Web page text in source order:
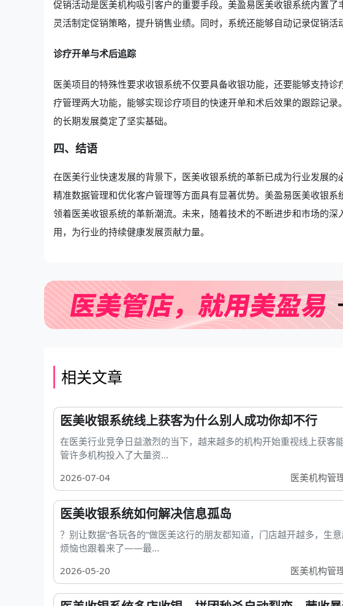
促销活动是医美机构吸引客户的重要手段。美盈易医美收银系统内置
灵活制定促销策略，提升销售业绩。同时，系统还能够自动记录促销活
诊疗开单与术后追踪
医美项目的特殊性要求收银系统不仅要具备收银功能，还要能够支持
疗管理两大功能，能够实现诊疗项目的快速开单和术后效果的跟踪记
的长期发展奠定了坚实基础。
四、结语
在医美行业快速发展的背景下，医美收银系统的革新已成为行业发展的
精准数据管理和优化客户管理等方面具有显著优势。美盈易医美收银
领着医美收银系统的革新潮流。未来，随着技术的不断进步和市场的深
用，为行业的持续健康发展贡献力量。
相关文章
医美收银系统线上获客为什么别人成功你却不行
在医美行业竞争日益激烈的当下，越来越多的机构开始重视线上获客
管许多机构投入了大量资...
2026-07-04
医美机构管
医美收银系统如何解决信息孤岛
？别让数据“各玩各的”做医美这行的朋友都知道，门店越开越多，生
烦恼也跟着来了——最...
2026-05-20
医美机构管